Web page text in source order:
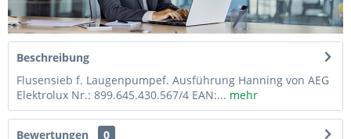
Beschreibung
Flusensieb f. Laugenpumpef. Ausführung Hanning von AEG
Elektrolux Nr.: 899.645.430.567/4 EAN:... mehr
Bewertungen
0